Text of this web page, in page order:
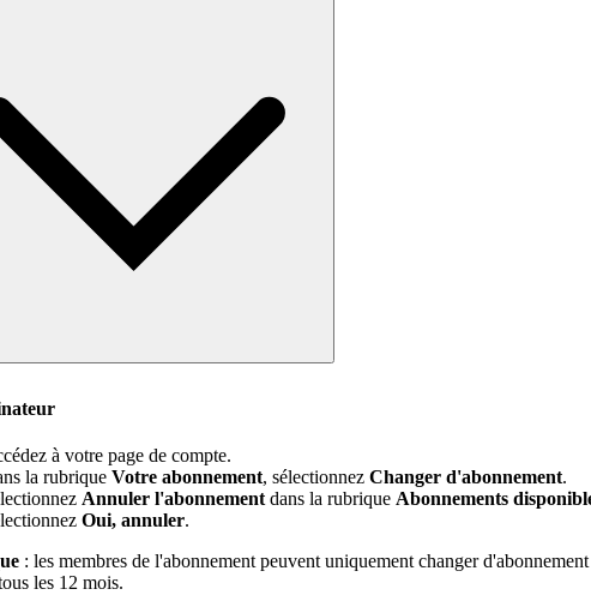
à votre page de compte.
la rubrique Votre abonnement, sélectionnez Changer d'abonnement.
Annuler l'abonnementdans la rubrique Abonnements
Oui, annuler.
: les membres de l'abonnement peuvent uniquement changer d'abonnement
les 12 mois.